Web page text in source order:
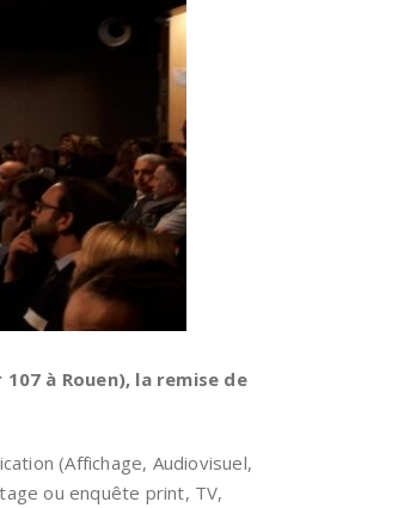
à Rouen), la remise de
(Affichage, Audiovisuel,
ou enquête print, TV,